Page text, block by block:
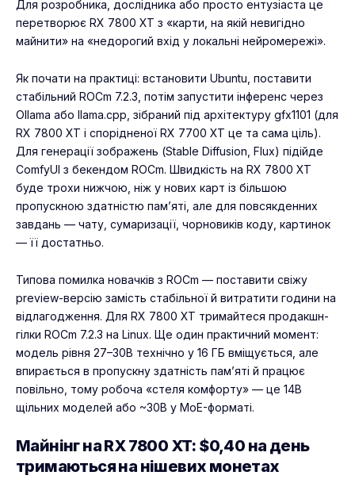
Для розробника, дослідника або просто ентузіаста це
перетворює RX 7800 XT з «карти, на якій невигідно
майнити» на «недорогий вхід у локальні нейромережі».
Як почати на практиці: встановити Ubuntu, поставити
стабільний ROCm 7.2.3, потім запустити інференс через
Ollama або llama.cpp, зібраний під архітектуру gfx1101 (для
RX 7800 XT і спорідненої RX 7700 XT це та сама ціль).
Для генерації зображень (Stable Diffusion, Flux) підійде
ComfyUI з бекендом ROCm. Швидкість на RX 7800 XT
буде трохи нижчою, ніж у нових карт із більшою
пропускною здатністю пам’яті, але для повсякденних
завдань — чату, сумаризації, чорновиків коду, картинок
— її достатньо.
Типова помилка новачків з ROCm — поставити свіжу
preview-версію замість стабільної й витратити години на
відлагодження. Для RX 7800 XT тримайтеся продакшн-
гілки ROCm 7.2.3 на Linux. Ще один практичний момент:
модель рівня 27–30B технічно у 16 ГБ вміщується, але
впирається в пропускну здатність пам’яті й працює
повільно, тому робоча «стеля комфорту» — це 14B
щільних моделей або ~30B у MoE-форматі.
Майнінг на RX 7800 XT: $0,40 на день
тримаються на нішевих монетах